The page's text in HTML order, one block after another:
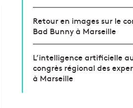
Retour en images sur le
Bad Bunny à Marseille
L’intelligence artificielle
congrès régional des
à Marseille